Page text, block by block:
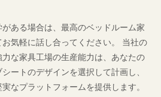
ある場合は、最高のベッドルーム家
気軽に話し合ってください。 当社の
な家具工場の生産能力は、あなたの
ートのデザインを選択して計画し、
なプラットフォームを提供します。